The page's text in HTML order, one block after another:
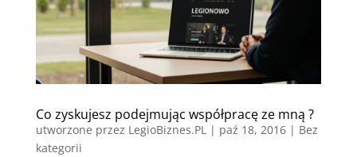
Co zyskujesz podejmując współpracę ze mną ?
utworzone przez LegioBiznes.PL| paź 18, 2016| Bez
kategorii